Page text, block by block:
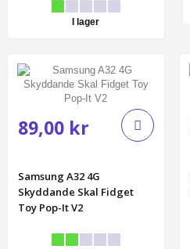
I lager
89,00 kr
Samsung A32 4G
Skyddande Skal Fidget
Toy Pop-It V2